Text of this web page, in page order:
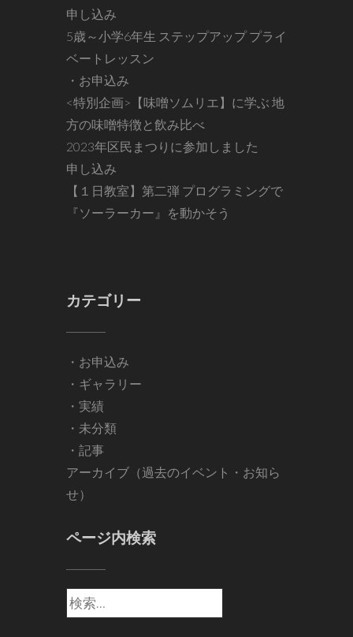
申し込み
5歳～小学6年生 ステップアップ プライ
ベートレッスン
・お申込み
<特別企画>【味噌ソムリエ】に学ぶ 地
方の味噌特徴と飲み比べ
2023年区民まつりに参加しました
申し込み
【１日教室】第二弾 プログラミングで
『ソーラーカー』を動かそう
カテゴリー
・お申込み
・ギャラリー
・実績
・未分類
・記事
アーカイブ（過去のイベント・お知ら
せ）
ページ内検索
検
索: